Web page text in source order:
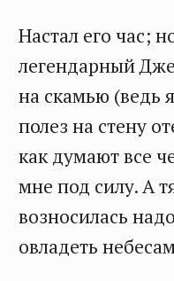
Настал его час;
легендарный
на скамью (ведь
полез на стену
как думают все
мне под силу. А
возносилась
овладеть